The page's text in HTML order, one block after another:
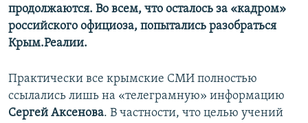
продолжаются. Во всем, что осталось за «кадром»
российского официоза, попытались разобраться
Крым.Реалии.
Практически все крымские СМИ полностью
ссылались лишь на «телеграмную» информацию
Сергей Аксенова. В частности, что целью учений